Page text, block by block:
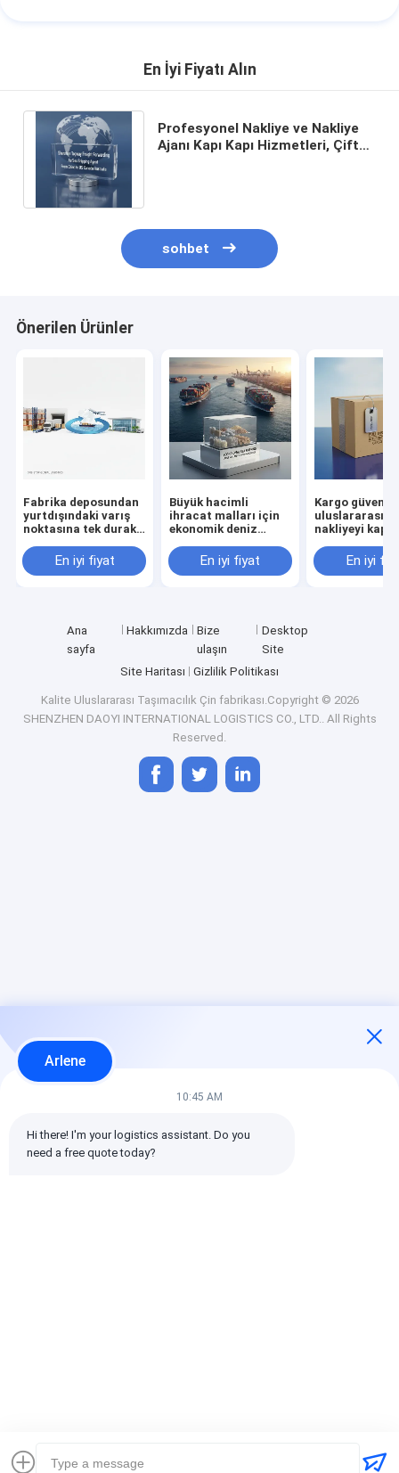
En İyi Fiyatı Alın
Profesyonel Nakliye ve Nakliye
Ajanı Kapı Kapı Hizmetleri, Çift
sohbet
Önerilen Ürünler
Fabrika deposundan
yurtdışındaki varış
noktasına tek duraklı
En iyi fiyat
Büyük hacimli
ihracat malları için
ekonomik deniz
En iyi fiyat
Kargo
uluslararası
nakliyeyi
En iyi
Ana
sayfa
Hakkımızda
Bize
ulaşın
Desktop
Site
Site Haritası
Gizlilik Politikası
Kalite Uluslararası TaşımacılıkÇin fabrikası.Copyright © 2026
SHENZHEN DAOYI INTERNATIONAL LOGISTICS CO., LTD.. All Rights
Reserved.
Arlene
10:45 AM
Hi there! I'm your logistics assistant. Do you
need a free quote today?